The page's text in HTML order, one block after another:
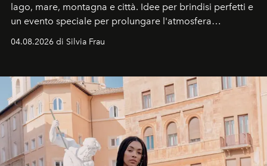
lago, mare, montagna e città. Idee per brindisi perfetti e
un evento speciale per prolungare l'atmosfera
04.08.2026 di Silvia Frau